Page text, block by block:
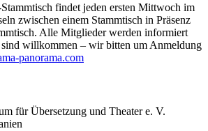
findet jeden ersten Mittwoch im
zwischen einem Stammtisch in Präsenz
Alle Mitglieder werden informiert
sind willkommen – wir bitten um Anmeldung
panorama.com
für Übersetzung und Theater e. V.